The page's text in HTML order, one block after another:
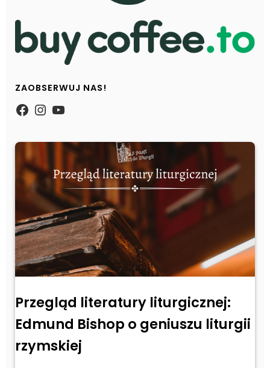
ZAOBSERWUJ NAS!
https://www.facebook.com/
Instagram
YouTube
Przegląd literatury liturgicznej:
Edmund Bishop o geniuszu liturgii
rzymskiej